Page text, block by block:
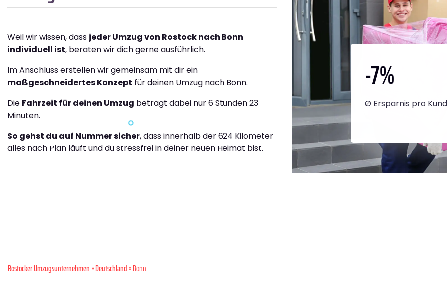
Weil wir wissen, dass jeder Umzug von Rostock nach Bonn
individuell ist, beraten wir dich gerne ausführlich.
Im Anschluss erstellen wir gemeinsam mit dir ein
maßgeschneidertes Konzept für deinen Umzug nach Bonn.
Die Fahrzeit für deinen Umzug beträgt dabei nur 6 Stunden 23
Minuten.
So gehst du auf Nummer sicher, dass innerhalb der 624 Kilometer
alles nach Plan läuft und du stressfrei in deiner neuen Heimat bist.
-7%
Ø Ersparnis pro
Rostocker Umzugsunternehmen»Deutschland» Bonn